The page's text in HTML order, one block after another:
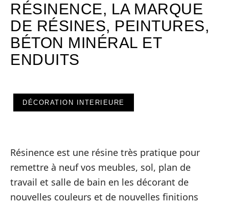
RÉSINENCE, LA MARQUE
DE RÉSINES, PEINTURES,
BÉTON MINÉRAL ET
ENDUITS
DÉCORATION INTERIEURE
Résinence est une résine très pratique pour
remettre à neuf vos meubles, sol, plan de
travail et salle de bain en les décorant de
nouvelles couleurs et de nouvelles finitions